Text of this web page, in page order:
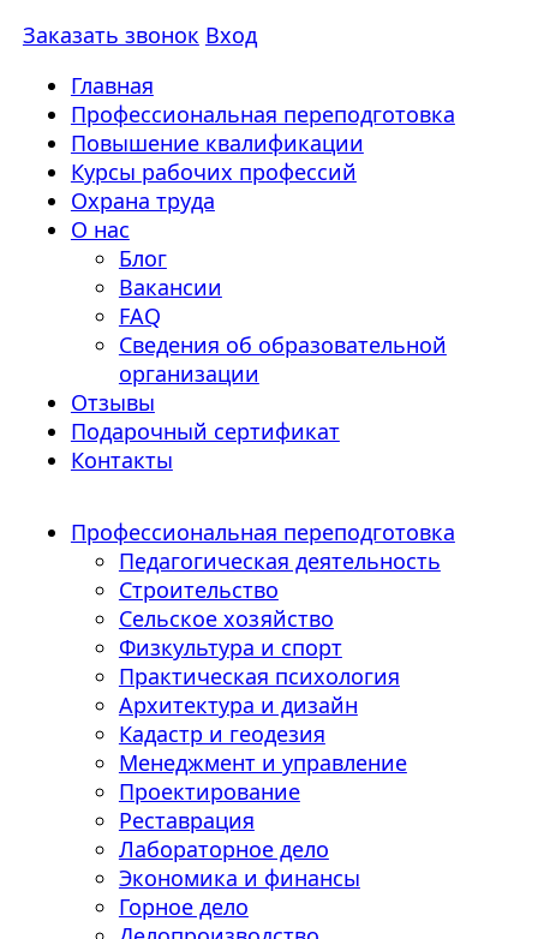
Заказать звонок Вход
Главная
Профессиональная переподготовка
Повышение квалификации
Курсы рабочих профессий
Охрана труда
О нас
Блог
Вакансии
FAQ
Сведения об образовательной
организации
Отзывы
Подарочный сертификат
Контакты
Профессиональная переподготовка
Педагогическая деятельность
Строительство
Сельское хозяйство
Физкультура и спорт
Практическая психология
Архитектура и дизайн
Кадастр и геодезия
Менеджмент и управление
Проектирование
Реставрация
Лабораторное дело
Экономика и финансы
Горное дело